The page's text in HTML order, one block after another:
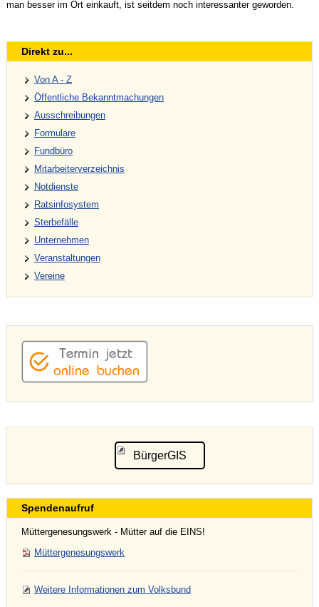
man besser im Ort einkauft, ist seitdem noch interessanter geworden.
Direkt zu...
Von A - Z
Öffentliche Bekanntmachungen
Ausschreibungen
Formulare
Fundbüro
Mitarbeiterverzeichnis
Notdienste
Ratsinfosystem
Sterbefälle
Unternehmen
Veranstaltungen
Vereine
BürgerGIS
Spendenaufruf
Müttergenesungswerk - Mütter auf die EINS!
Müttergenesungswerk
Weitere Informationen zum Volksbund